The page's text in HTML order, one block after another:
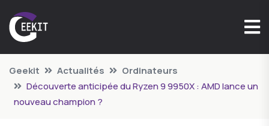
Geekit Actualités
Ordinateurs
Découverte anticipée du Ryzen 9 9950X : AMD lance un
nouveau champion ?